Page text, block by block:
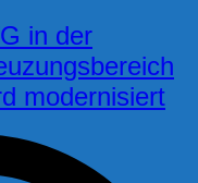
in der
modernisiert